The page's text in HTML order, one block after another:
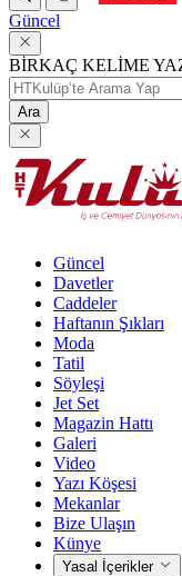
Güncel
BİRKAÇ KELİME
Ara
Güncel
Davetler
Caddeler
Haftanın Şıkları
Moda
Tatil
Söyleşi
Jet Set
Magazin Hattı
Galeri
Video
Yazı Köşesi
Mekanlar
Bize Ulaşın
Künye
Yasal İçerikler